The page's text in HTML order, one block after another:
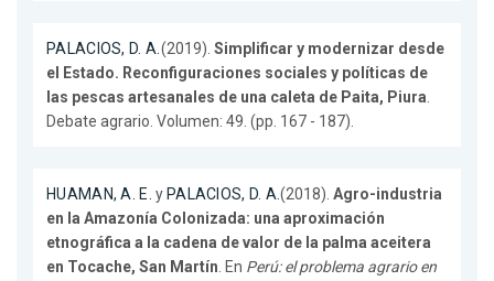
PALACIOS, D. A.(2019). Simplificar y modernizar desde
el Estado. Reconfiguraciones sociales y políticas de
las pescas artesanales de una caleta de Paita, Piura.
Debate agrario. Volumen: 49. (pp. 167 - 187).
HUAMAN, A. E. y PALACIOS, D. A.(2018).Agro-industria
en la Amazonía Colonizada: una aproximación
etnográfica a la cadena de valor de la palma aceitera
en Tocache, San Martín. En Perú: el problema agrario en